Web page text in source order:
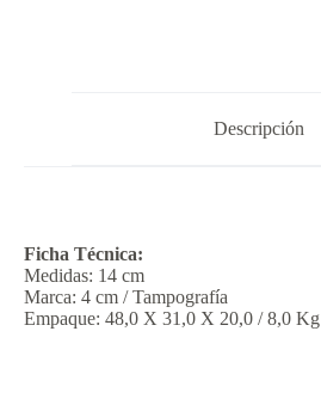
Descripción
Ficha Técnica:
Medidas: 14 cm
Marca: 4 cm / Tampografía
Empaque: 48,0 X 31,0 X 20,0 / 8,0 Kg